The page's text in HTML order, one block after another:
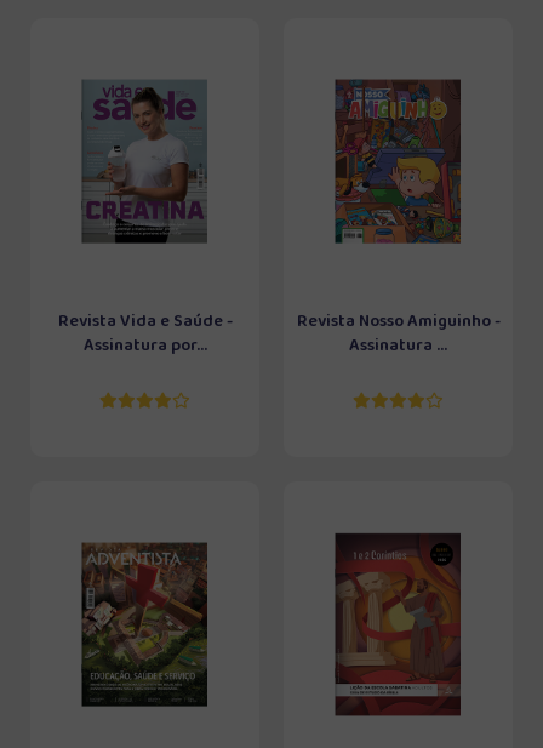
Revista Vida e Saúde -
Assinatura por...
Revista Nosso Amiguinho -
Assinatura ...